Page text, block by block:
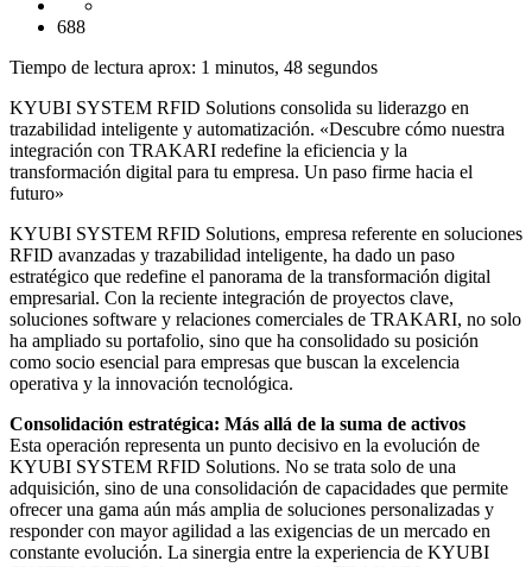
688
Tiempo de lectura aprox: 1 minutos, 48 segundos
KYUBI SYSTEM RFID Solutions consolida su liderazgo en
trazabilidad inteligente y automatización. «Descubre cómo nuestra
integración con TRAKARI redefine la eficiencia y la
transformación digital para tu empresa. Un paso firme hacia el
futuro»
KYUBI SYSTEM RFID Solutions, empresa referente en soluciones
RFID avanzadas y trazabilidad inteligente, ha dado un paso
estratégico que redefine el panorama de la transformación digital
empresarial. Con la reciente integración de proyectos clave,
soluciones software y relaciones comerciales de TRAKARI, no solo
ha ampliado su portafolio, sino que ha consolidado su posición
como socio esencial para empresas que buscan la excelencia
operativa y la innovación tecnológica.
Consolidación estratégica: Más allá de la suma de activos
Esta operación representa un punto decisivo en la evolución de
KYUBI SYSTEM RFID Solutions. No se trata solo de una
adquisición, sino de una consolidación de capacidades que permite
ofrecer una gama aún más amplia de soluciones personalizadas y
responder con mayor agilidad a las exigencias de un mercado en
constante evolución. La sinergia entre la experiencia de KYUBI